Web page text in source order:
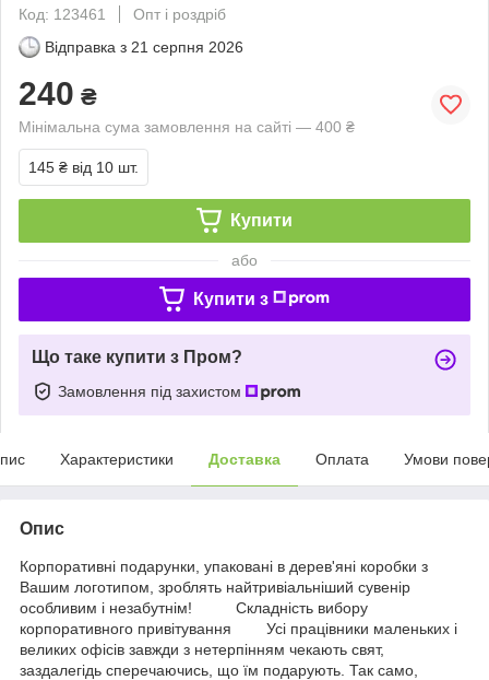
Код: 123461
Опт і роздріб
Відправка з 21 серпня 2026
240 ₴
Мінімальна сума замовлення на сайті — 400 ₴
145 ₴ від 10 шт.
Купити
або
Купити з
Що таке купити з Пром?
Замовлення під захистом
Характеристики Доставка Оплата Умови
Опис
Корпоративні подарунки, упаковані в дерев'яні коробки з
Вашим логотипом, зроблять найтривіальніший сувенір
особливим і незабутнім! Складність вибору
корпоративного привітування Усі працівники маленьких і
великих офісів завжди з нетерпінням чекають свят,
заздалегідь сперечаючись, що їм подарують. Так само,